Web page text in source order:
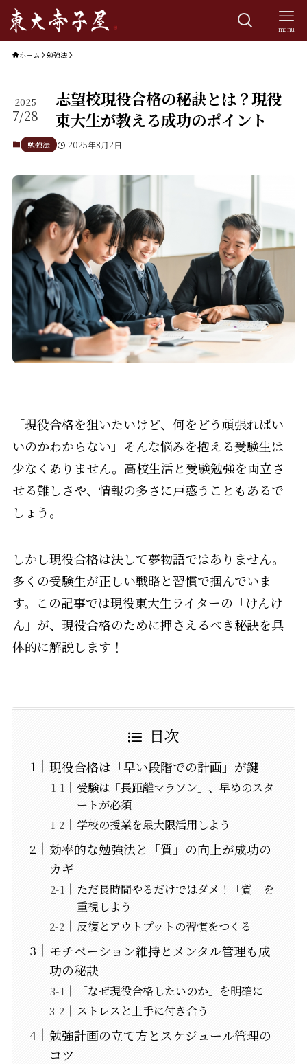
menu
ホーム 勉強法
志望校現役合格の秘訣とは？現役
東大生が教える成功のポイント
2025
7/28
勉強法 2025年8月2日
「現役合格を狙いたいけど、何をどう頑張ればい
いのかわからない」――そんな悩みを抱える受験生は
少なくありません。高校生活と受験勉強を両立さ
せる難しさや、情報の多さに戸惑うこともあるで
しょう。
しかし現役合格は決して夢物語ではありません。
多くの受験生が正しい戦略と習慣で掴んでいま
す。この記事では現役東大生ライターの「けんけ
ん」が、現役合格のために押さえるべき秘訣を具
体的に解説します！
目次
現役合格は「早い段階での計画」が鍵
受験は「長距離マラソン」、早めのスタ
ートが必須
学校の授業を最大限活用しよう
効率的な勉強法と「質」の向上が成功の
カギ
ただ長時間やるだけではダメ！「質」を
重視しよう
反復とアウトプットの習慣をつくる
モチベーション維持とメンタル管理も成
功の秘訣
「なぜ現役合格したいのか」を明確に
ストレスと上手に付き合う
勉強計画の立て方とスケジュール管理の
コツ